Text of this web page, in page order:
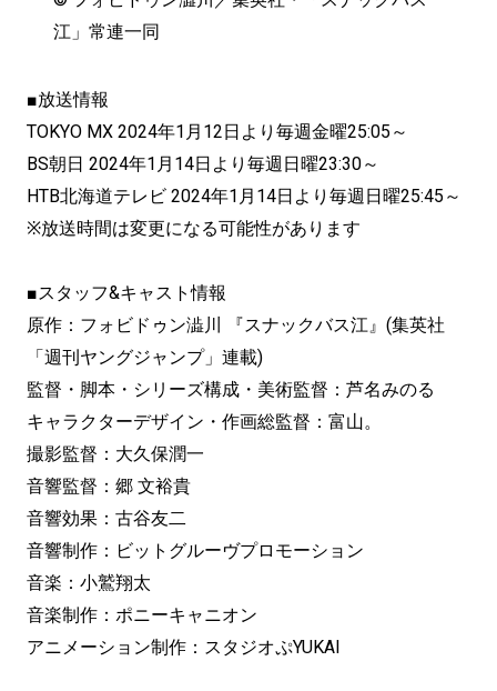
江」常連一同
■放送情報
TOKYO MX 2024年1月12日より毎週金曜25:05～
BS朝日 2024年1月14日より毎週日曜23:30～
HTB北海道テレビ 2024年1月14日より毎週日曜25:45～
※放送時間は変更になる可能性があります
■スタッフ&キャスト情報
原作：フォビドゥン澁川 『スナックバス江』(集英社
「週刊ヤングジャンプ」連載)
監督・脚本・シリーズ構成・美術監督：芦名みのる
キャラクターデザイン・作画総監督：富山。
撮影監督：大久保潤一
音響監督：郷 文裕貴
音響効果：古谷友二
音響制作：ビットグルーヴプロモーション
音楽：小鷲翔太
音楽制作：ポニーキャニオン
アニメーション制作：スタジオぷYUKAI